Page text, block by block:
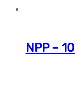
NPP –